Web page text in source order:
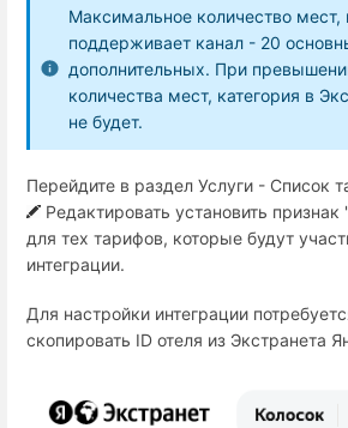
Максимальное количество мест,
поддерживает канал - 20
дополнительных. При
количества мест, категория в
не будет.
Перейдите в раздел Услуги - Список
Редактировать установить
для тех тарифов, которые будут
интеграции.
Для настройки интеграции
скопировать ID отеля из Экстранета